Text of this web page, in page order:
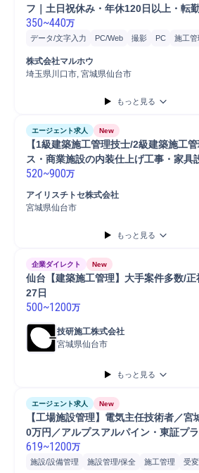
フ｜土日祝休み・年休120日以上・転
350~440万
データ/文字入力 PC/Web 撮影 PC 施工管
ヒアリング
写真管理
自動車運転
株式会社マルホウ
埼玉県川口市, 宮城県仙台市
もっと見る
エージェント求人 New
【1級建築施工管理技士/2級建築施工
ス・商業施設の内装仕上げ工事・家具
520~900万
アイリスチトセ株式会社
宮城県仙台市
もっと見る
企業ダイレクト New
仙台【建築施工管理】大手案件多数/
27日
500~1200万
技研施工株式会社
宮城県仙台市
もっと見る
エージェント求人 New
【工場施設管理】電気主任技術者／
0万円／アルプスアルパイン・東証プ
619~1200万
施設/設備管理 施設管理/保全 施工管理 受